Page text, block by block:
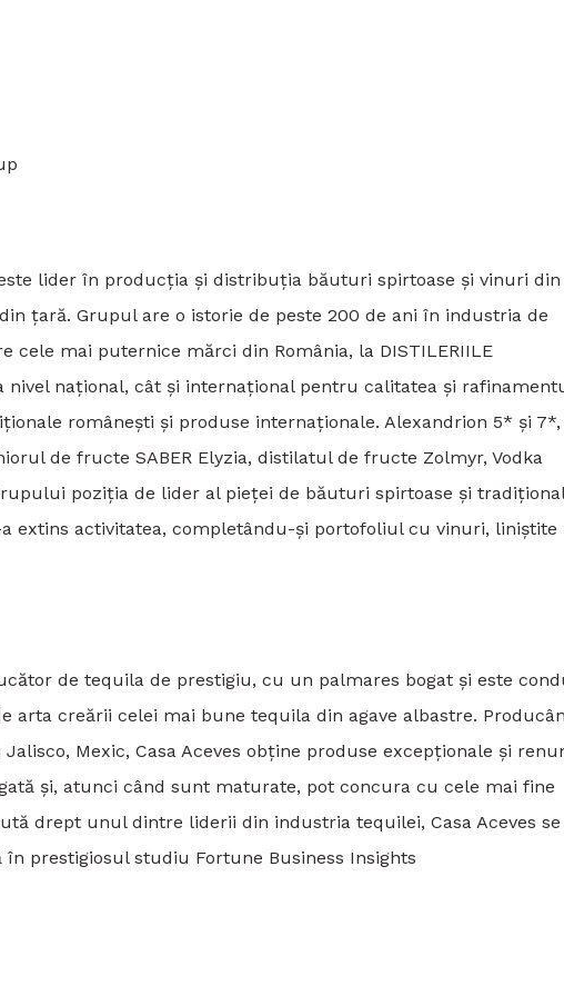
lider în producția și distribuția băuturi spirtoase și vinuri din
țară. Grupul are o istorie de peste 200 de ani în industria de
mai puternice mărci din România, la DISTILERIILE
nivel național, cât și internațional pentru calitatea și
românești și produse internaționale. Alexandrion 5* și 7*,
de fructe SABER Elyzia, distilatul de fructe Zolmyr, Vodka
poziția de lider al pieței de băuturi spirtoase și
extins activitatea, completându-și portofoliul cu vinuri, liniștite
de tequila de prestigiu, cu un palmares bogat şi este
arta creării celei mai bune tequila din agave albastre.
Mexic, Casa Aceves obține produse excepţionale şi
și, atunci când sunt maturate, pot concura cu cele mai fine
drept unul dintre liderii din industria tequilei, Casa Aceves se
prestigiosul studiu Fortune Business Insights